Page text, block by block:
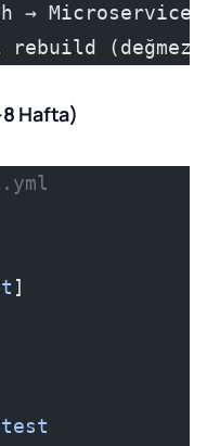
→
(değmez)
8 Hafta)
]